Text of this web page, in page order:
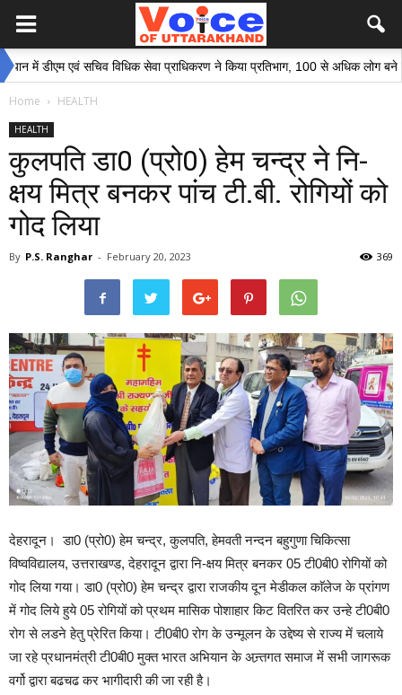
एवं सचिव विधिक सेवा प्राधिकरण ने किया प्रतिभाग, 100 से अधिक लोग बने इस
Home HEALTH
HEALTH
कुलपति डा0 (प्रो0) हेम चन्द्र ने नि-
क्षय मित्र बनकर पांच टी.बी. रोगियों को
गोद लिया
By P.S. Ranghar - February 20, 2023 369
देहरादून। डा0 (प्रो0) हेम चन्द्र, कुलपति, हेमवती नन्दन बहुगुणा चिकित्सा
विष्वविद्यालय, उत्तराखण्ड, देहरादून द्वारा नि-क्षय मित्र बनकर 05 टी0बी0 रोगियों को
गोद लिया गया। डा0 (प्रो0) हेम चन्द्र द्वारा राजकीय दून मेडीकल काॅलेज के प्रांगण
में गोद लिये हुये 05 रोगियों को प्रथम मासिक पोशाहार किट वितरित कर उन्हे टी0बी0
रोग से लडने हेतु प्रेरित किया। टी0बी0 रोग के उन्मूलन के उद्देष्य से राज्य में चलाये
जा रहे प्रधानमंत्री टी0बी0 मुक्त भारत अभियान के अन्र्तगत समाज में सभी जागरूक
वर्गो द्वारा बढचढ कर भागीदारी की जा रही है।